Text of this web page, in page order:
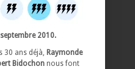
septembre 2010.
30 ans déjà, Raymonde
Bidochon nous font